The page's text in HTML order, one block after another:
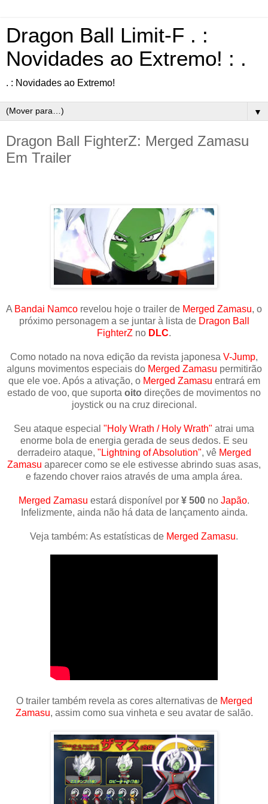
Dragon Ball Limit-F . :
Novidades ao Extremo! : .
. : Novidades ao Extremo!
▼
Dragon Ball FighterZ: Merged Zamasu
Em Trailer
A Bandai Namco revelou hoje o trailer de Merged Zamasu, o
próximo personagem a se juntar à lista de Dragon Ball
FighterZ no DLC.
Como notado na nova edição da revista japonesa V-Jump,
alguns movimentos especiais do Merged Zamasu permitirão
que ele voe. Após a ativação, o Merged Zamasu entrará em
estado de voo, que suporta oito direções de movimentos no
joystick ou na cruz direcional.
Seu ataque especial "Holy Wrath / Holy Wrath" atrai uma
enorme bola de energia gerada de seus dedos. E seu
derradeiro ataque, "Lightning of Absolution", vê Merged
Zamasu aparecer como se ele estivesse abrindo suas asas,
e fazendo chover raios através de uma ampla área.
Merged Zamasu estará disponível por ¥ 500 no Japão.
Infelizmente, ainda não há data de lançamento ainda.
Veja também: As estatísticas de Merged Zamasu.
O trailer também revela as cores alternativas de Merged
Zamasu, assim como sua vinheta e seu avatar de salão.